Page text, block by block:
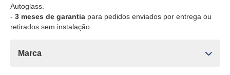
Autoglass.
- 3 meses de garantia para pedidos enviados por entrega ou
retirados sem instalação.
Marca